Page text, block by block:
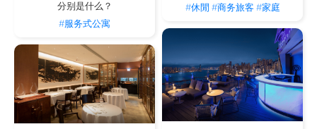
#休閒 #商务旅客 #家庭
分别是什么？
#服务式公寓